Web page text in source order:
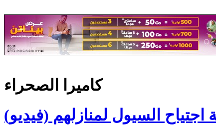
كاميرا الصحراء
السيول لمنازلهم (فيديو)